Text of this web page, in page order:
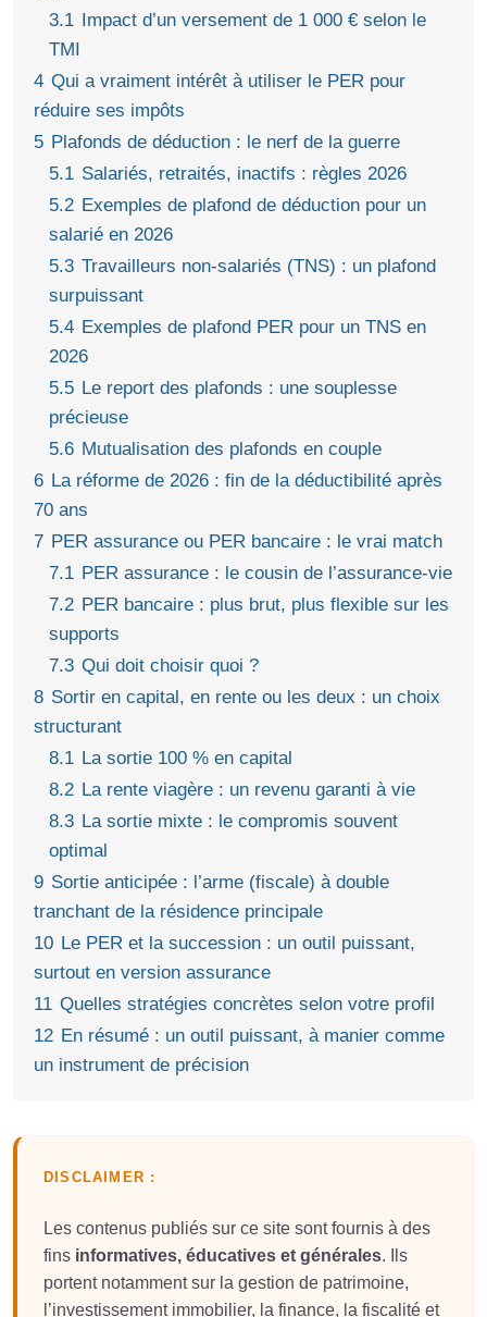
3.1 Impact d’un versement de 1 000 € selon le
TMI
4 Qui a vraiment intérêt à utiliser le PER pour
réduire ses impôts
5 Plafonds de déduction : le nerf de la guerre
5.1 Salariés, retraités, inactifs : règles 2026
5.2 Exemples de plafond de déduction pour un
salarié en 2026
5.3 Travailleurs non-salariés (TNS) : un plafond
surpuissant
5.4 Exemples de plafond PER pour un TNS en
2026
5.5 Le report des plafonds : une souplesse
précieuse
5.6 Mutualisation des plafonds en couple
6 La réforme de 2026 : fin de la déductibilité après
70 ans
7 PER assurance ou PER bancaire : le vrai match
7.1 PER assurance : le cousin de l’assurance-vie
7.2 PER bancaire : plus brut, plus flexible sur les
supports
7.3 Qui doit choisir quoi ?
8 Sortir en capital, en rente ou les deux : un choix
structurant
8.1 La sortie 100 % en capital
8.2 La rente viagère : un revenu garanti à vie
8.3 La sortie mixte : le compromis souvent
optimal
9 Sortie anticipée : l’arme (fiscale) à double
tranchant de la résidence principale
10 Le PER et la succession : un outil puissant,
surtout en version assurance
11 Quelles stratégies concrètes selon votre profil
12 En résumé : un outil puissant, à manier comme
un instrument de précision
DISCLAIMER :
Les contenus publiés sur ce site sont fournis à des
fins informatives, éducatives et générales. Ils
portent notamment sur la gestion de patrimoine,
l’investissement immobilier, la finance, la fiscalité et